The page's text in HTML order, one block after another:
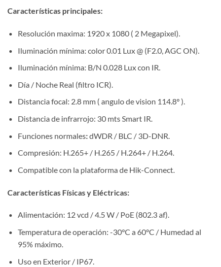
Características principales:
Resolución maxima: 1920 x 1080 ( 2 Megapixel).
Iluminación mínima: color 0.01 Lux @ (F2.0, AGC ON).
Iluminación mínima: B/N 0.028 Lux con IR.
Día / Noche Real (filtro ICR).
Distancia focal: 2.8 mm ( angulo de vision 114.8º ).
Distancia de infrarrojo: 30 mts Smart IR.
Funciones normales:dWDR / BLC / 3D-DNR.
Compresión: H.265+ / H.265 / H.264+ / H.264.
Compatible con la plataforma de Hik-Connect.
Características Físicas y Eléctricas:
Alimentación: 12 vcd / 4.5 W / PoE (802.3 af).
Temperatura de operación: -30°C a 60°C / Humedad al
95% máximo.
Uso en Exterior / IP67.